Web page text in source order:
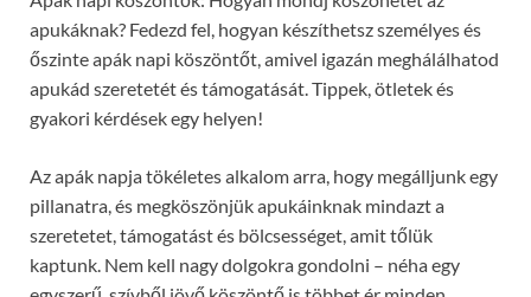
apukáknak? Fedezd fel, hogyan készíthetsz személyes és
őszinte apák napi köszöntőt, amivel igazán meghálálhatod
apukád szeretetét és támogatását. Tippek, ötletek és
gyakori kérdések egy helyen!
Az apák napja tökéletes alkalom arra, hogy megálljunk egy
pillanatra, és megköszönjük apukáinknak mindazt a
szeretetet, támogatást és bölcsességet, amit tőlük
kaptunk. Nem kell nagy dolgokra gondolni – néha egy